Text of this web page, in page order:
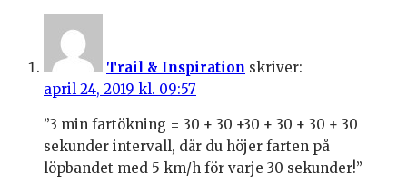
Trail & Inspiration skriver:
april 24, 2019 kl. 09:57
”3 min fartökning = 30 + 30 +30 + 30 + 30 + 30
sekunder intervall, där du höjer farten på
löpbandet med 5 km/h för varje 30 sekunder!”